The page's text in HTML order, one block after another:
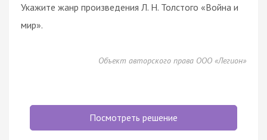
Укажите жанр произведения Л. Н. Толстого «Война и
мир».
Объект авторского права ООО «Легион»
Посмотреть решение